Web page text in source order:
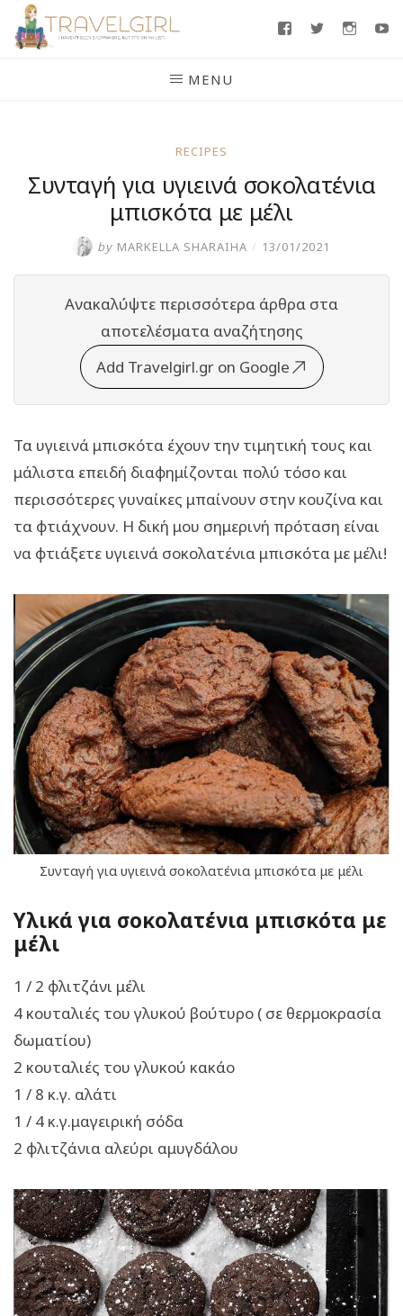
Skip
FacebookTwitter
MENU
RECIPES
Συνταγή για υγιεινά σοκολατένια
μπισκότα με μέλι
by MARKELLA SHARAIHA / 13/01/2021
Ανακαλύψτε περισσότερα άρθρα στα
αποτελέσματα αναζήτησης
Add Travelgirl.gr on Google
Τα υγιεινά μπισκότα έχουν την τιμητική τους και
μάλιστα επειδή διαφημίζονται πολύ τόσο και
περισσότερες γυναίκες μπαίνουν στην κουζίνα και
τα φτιάχνουν. Η δική μου σημερινή πρόταση είναι
να φτιάξετε υγιεινά σοκολατένια μπισκότα με μέλι!
Συνταγή για υγιεινά σοκολατένια μπισκότα με μέλι
Υλικά για σοκολατένια μπισκότα με
μέλι
1 / 2 φλιτζάνι μέλι
4 κουταλιές του γλυκού βούτυρο ( σε θερμοκρασία
δωματίου)
2 κουταλιές του γλυκού κακάο
1 / 8 κ.γ. αλάτι
1 / 4 κ.γ.μαγειρική σόδα
2 φλιτζάνια αλεύρι αμυγδάλου